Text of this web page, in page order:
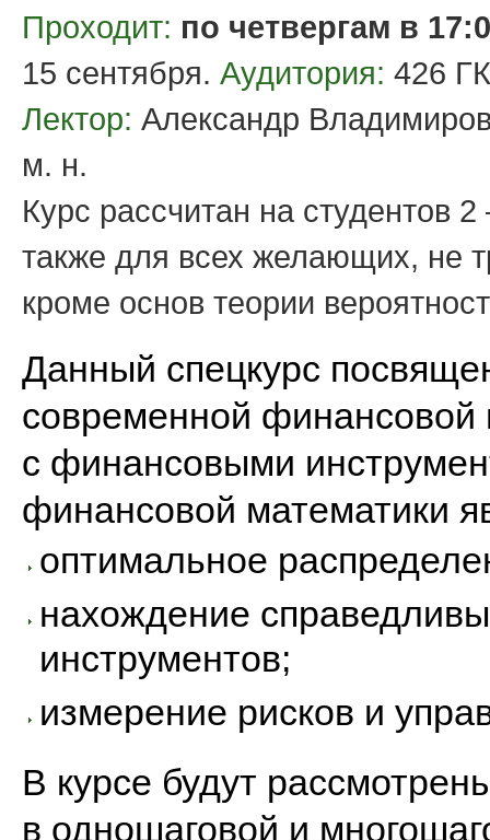
Проходит: по четвергам в
15 сентября. Аудитория: 426
Лектор: Александр
м. н.
Курс рассчитан на студентов
также для всех желающих, не
кроме основ теории
Данный спецкурс
современной
с финансовыми
финансовой математики
оптимальное
нахождение
инструментов;
измерение рисков и
В курсе будут
в одношаговой и